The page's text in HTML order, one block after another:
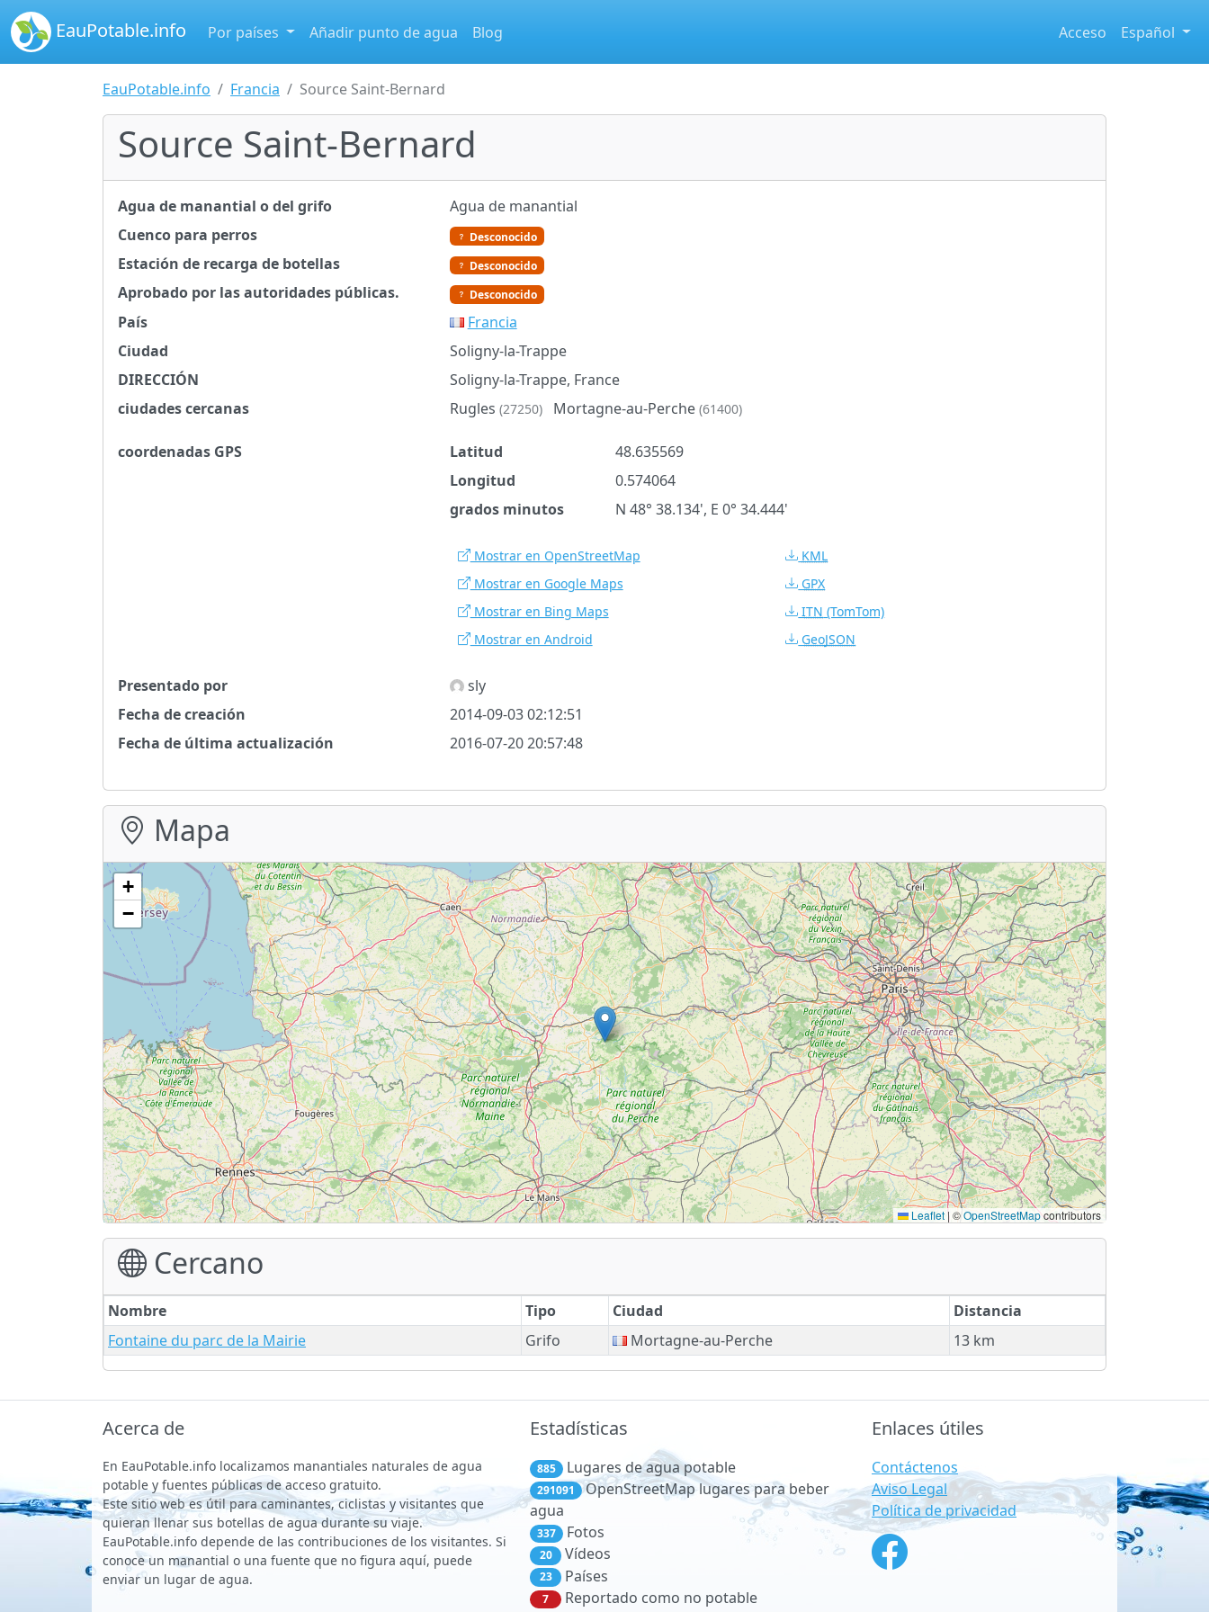
EauPotable.info Por países Añadir punto de agua Blog Acceso Español
EauPotable.info Francia Source Saint-Bernard
Source Saint-Bernard
Agua de manantial o del grifo
Agua de manantial
Cuenco para perros
Desconocido
Estación de recarga de botellas Desconocido
Aprobado por las autoridades públicas. Desconocido
País
Francia
Ciudad
Soligny-la-Trappe
DIRECCIÓN
Soligny-la-Trappe, France
ciudades cercanas
Rugles (27250) Mortagne-au-Perche (61400)
coordenadas GPS Latitud
48.635569
Longitud
0.574064
grados minutos
N 48° 38.134', E 0° 34.444'
Mostrar en OpenStreetMap
Mostrar en Google Maps
Mostrar en Bing Maps
Mostrar en Android
KML
GPX
ITN (TomTom)
GeoJSON
Presentado por
sly
Fecha de creación
2014-09-03 02:12:51
Fecha de última actualización
2016-07-20 20:57:48
Mapa
+
−
Leaflet|©OpenStreetMapcontributors
Cercano
Nombre Tipo Ciudad
Distancia
Fontaine du parc de la Mairie
Grifo Mortagne-au-Perche 13 km
Acerca de
En EauPotable.info localizamos manantiales naturales de agua
potable y fuentes públicas de acceso gratuito.
Este sitio web es útil para caminantes, ciclistas y visitantes que
quieran llenar sus botellas de agua durante su viaje.
EauPotable.info depende de las contribuciones de los visitantes. Si
conoce un manantial o una fuente que no figura aquí, puede
enviar un lugar de agua.
Estadísticas
885 Lugares de agua potable
291091 OpenStreetMap lugares para beber
agua
337 Fotos
20 Vídeos
23 Países
7 Reportado como no potable
Enlaces útiles
Contáctenos
Aviso Legal
Política de privacidad